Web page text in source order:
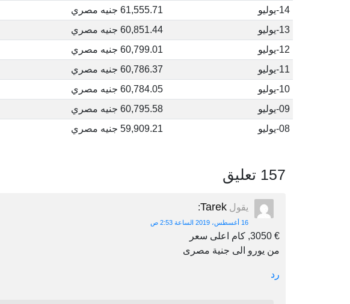
14-يوليو
61,555.71 جنيه مصري
13-يوليو
60,851.44 جنيه مصري
12-يوليو
60,799.01 جنيه مصري
11-يوليو
60,786.37 جنيه مصري
10-يوليو
60,784.05 جنيه مصري
09-يوليو
60,795.58 جنيه مصري
08-يوليو
59,909.21 جنيه مصري
157 تعليق
يقول Tarek
:
16 أغسطس، 2019 الساعة 2:53 ص
€ 3050, كام اعلى سعر
من يورو الى جنية مصرى
رد